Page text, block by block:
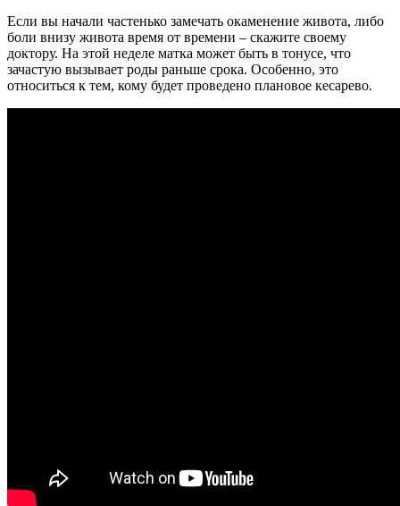
Если вы начали частенько замечать окаменение живота, либо
боли внизу живота время от времени – скажите своему
доктору. На этой неделе матка может быть в тонусе, что
зачастую вызывает роды раньше срока. Особенно, это
относиться к тем, кому будет проведено плановое кесарево.